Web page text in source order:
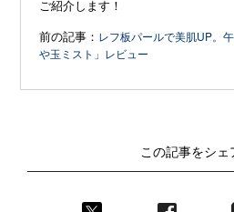
ご紹介します！
前の記事： レフ板パールで美肌UP。
や玉ミスト」レビュー
この記事をシェ